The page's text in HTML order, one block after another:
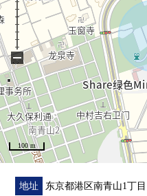
100 m
−
地址 东京都港区南青山1丁目